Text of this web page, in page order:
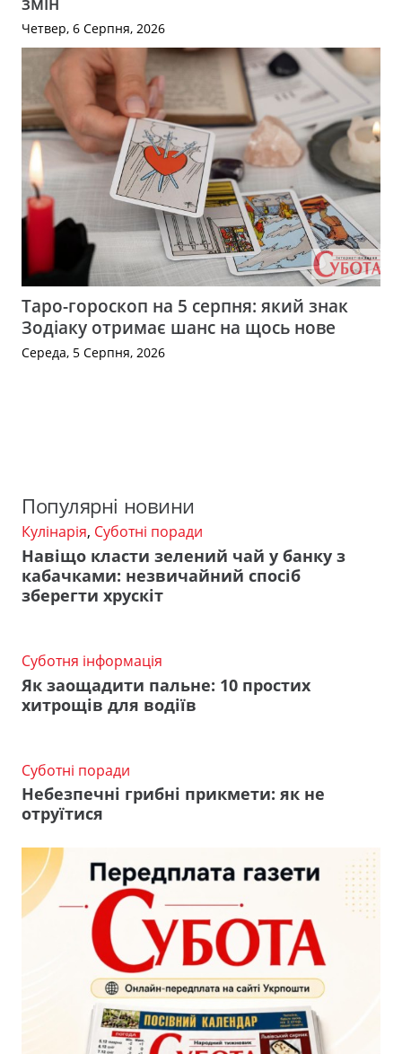
Четвер, 6 Серпня, 2026
Таро-гороскоп на 5 серпня: який знак
Зодіаку отримає шанс на щось нове
Середа, 5 Серпня, 2026
Популярні новини
Кулінарія, Суботні поради
Навіщо класти зелений чай у банку з
кабачками: незвичайний спосіб
зберегти хрускіт
Суботня інформація
Як заощадити пальне: 10 простих
хитрощів для водіїв
Суботні поради
Небезпечні грибні прикмети: як не
отруїтися